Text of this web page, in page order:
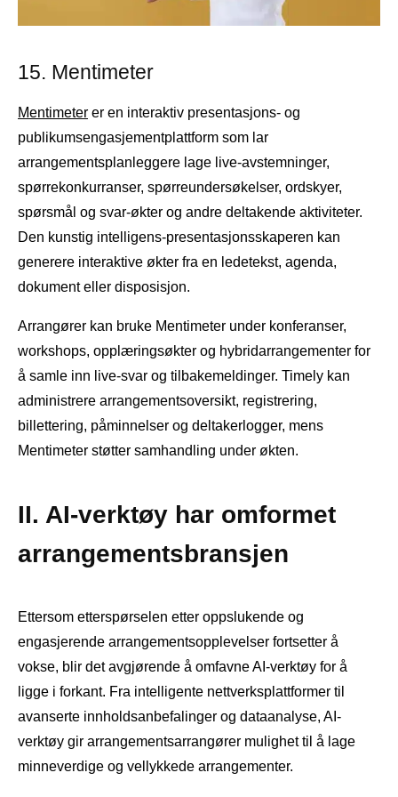
15. Mentimeter
Mentimeter er en interaktiv presentasjons- og
publikumsengasjementplattform som lar
arrangementsplanleggere lage live-avstemninger,
spørrekonkurranser, spørreundersøkelser, ordskyer,
spørsmål og svar-økter og andre deltakende aktiviteter.
Den kunstig intelligens-presentasjonsskaperen kan
generere interaktive økter fra en ledetekst, agenda,
dokument eller disposisjon.
Arrangører kan bruke Mentimeter under konferanser,
workshops, opplæringsøkter og hybridarrangementer for
å samle inn live-svar og tilbakemeldinger. Timely kan
administrere arrangementsoversikt, registrering,
billettering, påminnelser og deltakerlogger, mens
Mentimeter støtter samhandling under økten.
II. AI-verktøy har omformet
arrangementsbransjen
Ettersom etterspørselen etter oppslukende og
engasjerende arrangementsopplevelser fortsetter å
vokse, blir det avgjørende å omfavne AI-verktøy for å
ligge i forkant. Fra intelligente nettverksplattformer til
avanserte innholdsanbefalinger og dataanalyse, AI-
verktøy gir arrangementsarrangører mulighet til å lage
minneverdige og vellykkede arrangementer.